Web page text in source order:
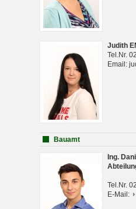
Judith
Tel.Nr.
Email:
Bauamt
Ing.
Tel.Nr.
E-Mail: